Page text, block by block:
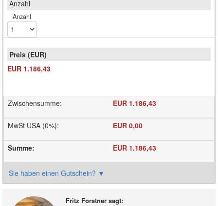
Anzahl
EUR 1.186,43
Zwischensumme: EUR 1.186,43
MwSt USA (0%): EUR 0,00
Summe: EUR 1.186,43
Sie haben einen Gutschein? ▼
Fritz Forstner sagt: